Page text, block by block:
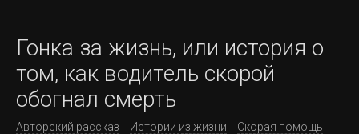
Гонка за жизнь, или история о
том, как водитель скорой
обогнал смерть
Авторский рассказ Истории из жизни
Скорая помощь